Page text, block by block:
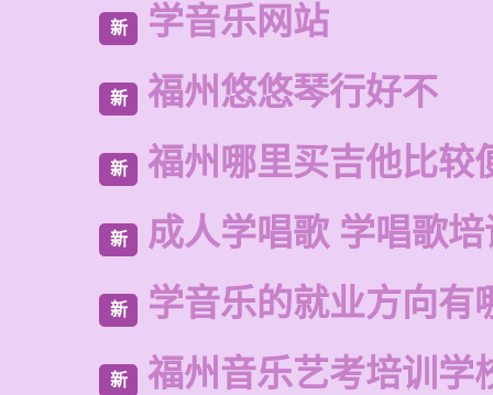
新 学音乐网站
新 福州悠悠琴行好不
新 福州哪里买吉他比较
新 成人学唱歌 学唱歌
新 学音乐的就业方向有
新 福州音乐艺考培训学